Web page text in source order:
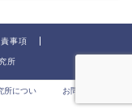
事項
所
所につい
お問い合わせ